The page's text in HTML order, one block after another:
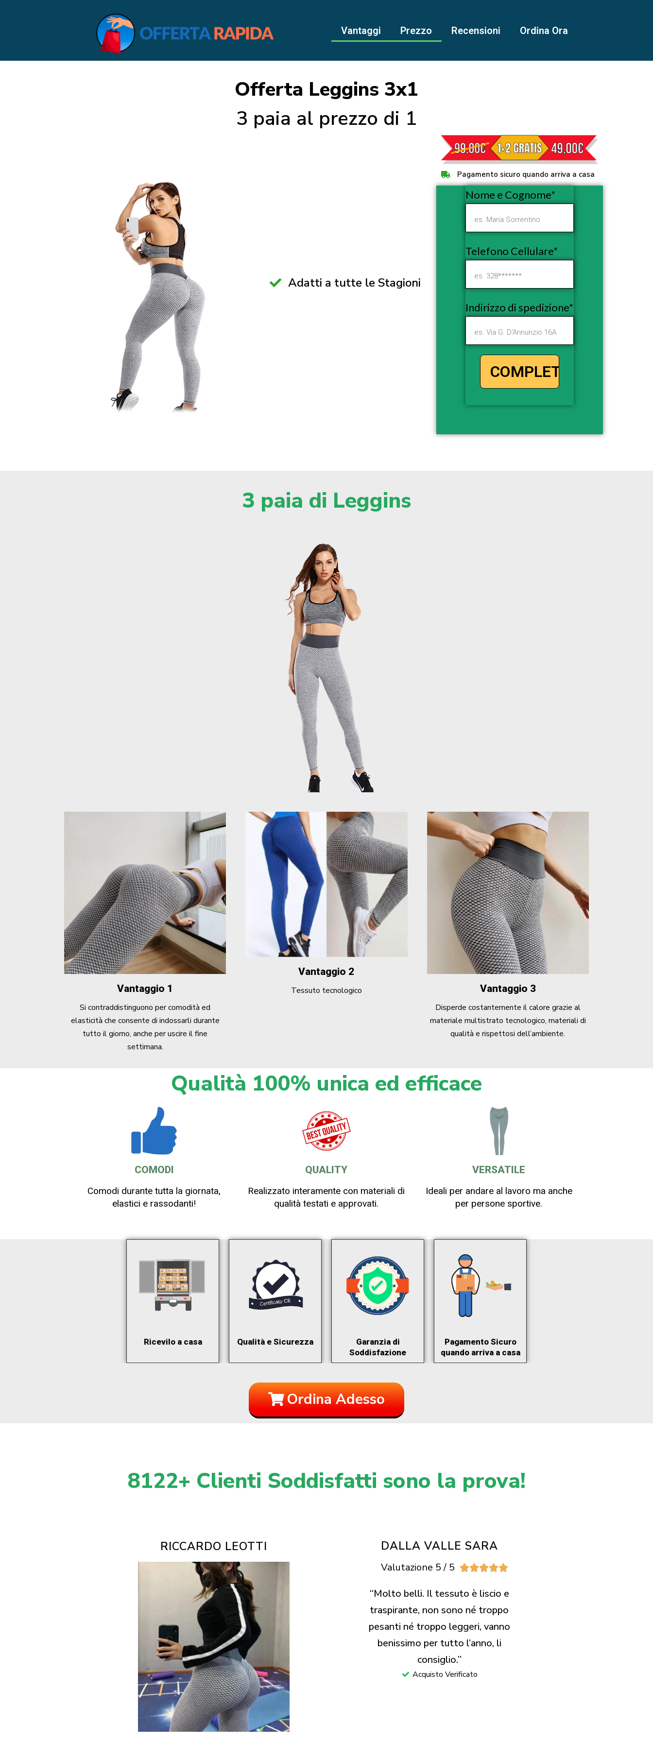
Vantaggi Prezzo Recensioni Ordina Ora
Offerta Leggins 3x1
3 paia al prezzo di 1
Adatti a tutte le Stagioni
Pagamento sicuro quando arriva a casa
Nome e Cognome*
Telefono Cellulare*
Indirizzo di spedizione*
3 paia di Leggins
Vantaggio 1
Si contraddistinguono per comodità ed
elasticità che consente di indossarli durante
tutto il giorno, anche per uscire il fine
settimana.
Vantaggio 2
Tessuto tecnologico Vantaggio 3
Disperde costantemente il calore grazie al
materiale multistrato tecnologico, materiali di
qualità e rispettosi dell’ambiente.
Qualità 100% unica ed efficace
COMODI
Comodi durante tutta la giornata,
elastici e rassodanti!
QUALITY
Realizzato interamente con materiali di
qualità testati e approvati.
VERSATILE
Ideali per andare al lavoro ma anche
per persone sportive.
Ricevilo a casa Qualità e Sicurezza
Garanzia di
Soddisfazione
Pagamento Sicuro
quando arriva a casa
Ordina Adesso
8122+ Clienti Soddisfatti sono la prova!
RICCARDO LEOTTI DALLA VALLE SARA
Valutazione 5 / 5 
“Molto belli. Il tessuto è liscio e
traspirante, non sono né troppo
pesanti né troppo leggeri, vanno
benissimo per tutto l’anno, li
consiglio.”
Acquisto Verificato